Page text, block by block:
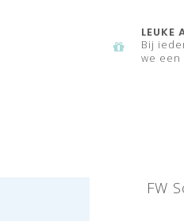
LEUKE
Bij
we een
FW